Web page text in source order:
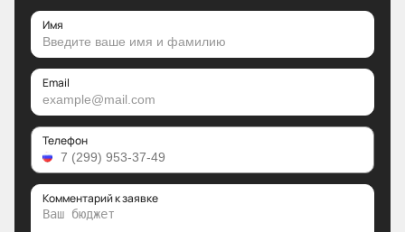
Имя
Email
Телефон
Комментарий к заявке